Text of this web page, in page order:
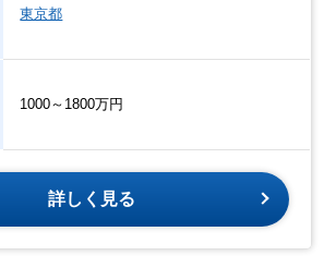
東京都
1000～1800万円
詳しく見る